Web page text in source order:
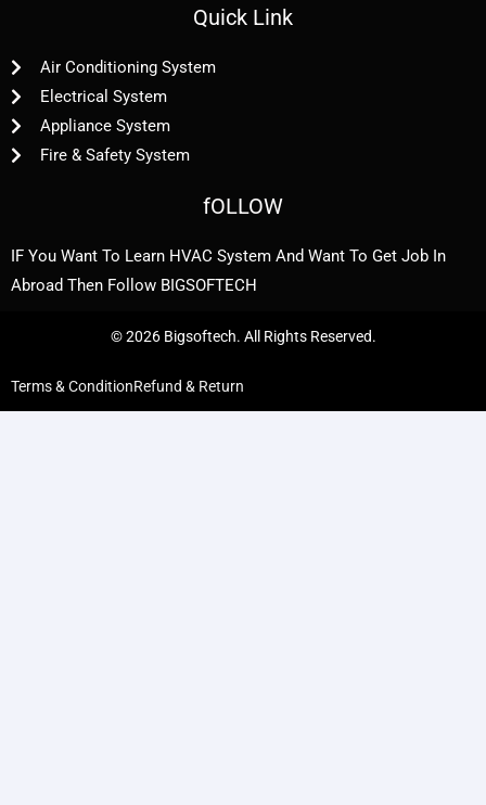
Quick Link
Air Conditioning System
Electrical System
Appliance System
Fire & Safety System
fOLLOW
IF You Want To Learn HVAC System And Want To Get Job In
Abroad Then Follow BIGSOFTECH
© 2026 Bigsoftech. All Rights Reserved.
Terms & ConditionRefund & Return